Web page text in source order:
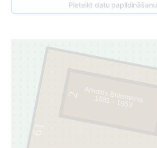
Pieteikt datu papildināšanu
61
2 Arnolds Brasmanis
1881 - 1953